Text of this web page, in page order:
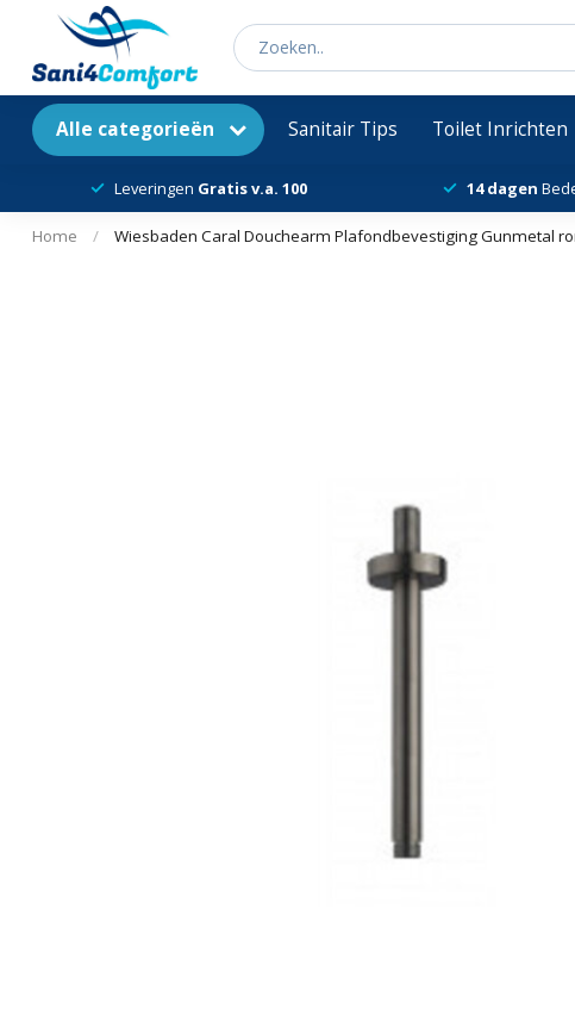
Alle categorieën Sanitair Tips Toilet Inrichten
Leveringen Gratis v.a. 100 14 dagen
Home / Wiesbaden Caral Douchearm Plafondbevestiging Gunmetal